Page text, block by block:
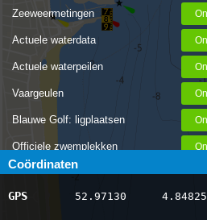
Zeeweermetingen
Actuele waterdata
Actuele waterpeilen
Vaargeulen
Blauwe Golf: ligplaatsen
Officiele zwemplekken
Stremmingen/hinder
AIS scheepsposities
Coördinaten
GPS 52.97130 4.84825